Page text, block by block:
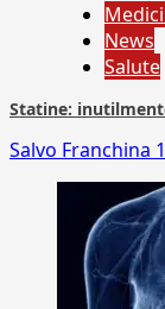
News
Salute
Statine:
Salvo Franchina